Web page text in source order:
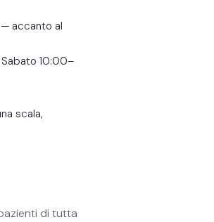
— accanto al
10:00–
scala,
di tutta